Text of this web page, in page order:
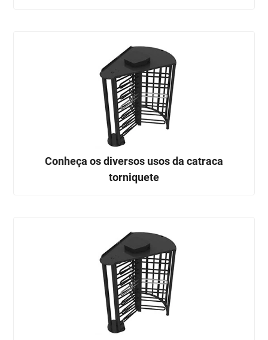
Conheça os diversos usos da catraca
torniquete